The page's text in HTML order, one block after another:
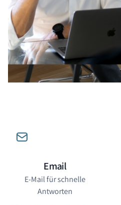
Email
E-Mail für schnelle
Antworten